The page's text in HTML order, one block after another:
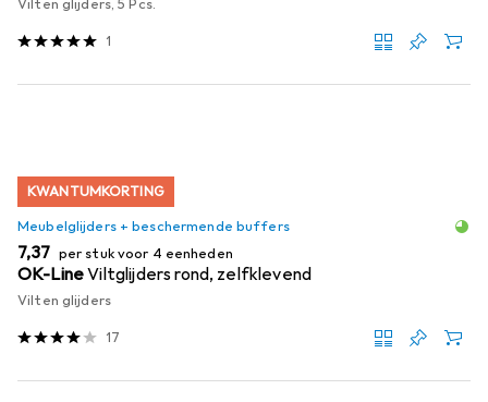
Vilten glijders, 5 Pcs.
1
KWANTUMKORTING
Meubelglijders + beschermende buffers
EUR
7,37 per stuk voor 4 eenheden
OK-LineViltglijders rond, zelfklevend
Vilten glijders
17